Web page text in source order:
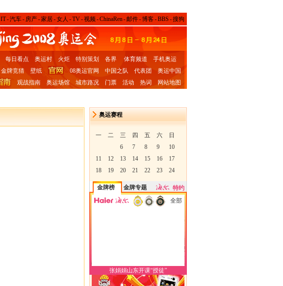
IT-汽车- 房产-家居-女人 -TV-视频-ChinaRen-邮件-博客-BBS -搜狗
每日看点 奥运村 火炬 特别策划 各界 体育频道
手机奥运
金牌竞猜 壁纸 08奥运官网 中国之队 代表团
奥运中国
观战指南 奥运场馆 城市路况 门票 活动 热词 网站地图
奥运赛程
一 二 三 四 五 六
日
6
7 8 9
10
11
12 13 14 15 16
17
18
19 20 21 22 23 24
金牌榜 金牌专题
特约
全部
张娟娟山东开课“授徒”